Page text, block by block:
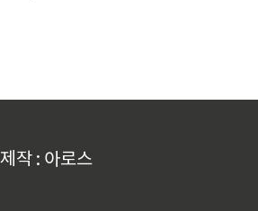
제작 : 아로스